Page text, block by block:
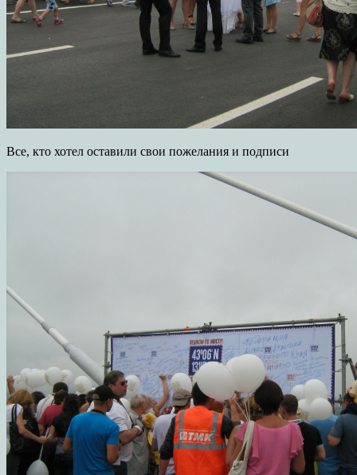
Все, кто хотел оставили свои пожелания и подписи